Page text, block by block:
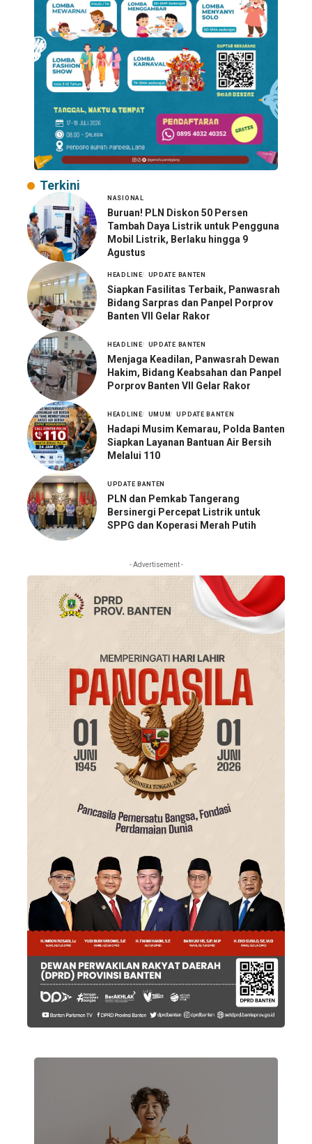
Terkini
NASIONAL
Buruan! PLN Diskon 50 Persen
Tambah Daya Listrik untuk Pengguna
Mobil Listrik, Berlaku hingga 9
Agustus
HEADLINE UPDATE BANTEN
Siapkan Fasilitas Terbaik, Panwasrah
Bidang Sarpras dan Panpel Porprov
Banten VII Gelar Rakor
HEADLINE UPDATE BANTEN
Menjaga Keadilan, Panwasrah Dewan
Hakim, Bidang Keabsahan dan Panpel
Porprov Banten VII Gelar Rakor
HEADLINE UMUM UPDATE BANTEN
Hadapi Musim Kemarau, Polda Banten
Siapkan Layanan Bantuan Air Bersih
Melalui 110
UPDATE BANTEN
PLN dan Pemkab Tangerang
Bersinergi Percepat Listrik untuk
SPPG dan Koperasi Merah Putih
- Advertisement -